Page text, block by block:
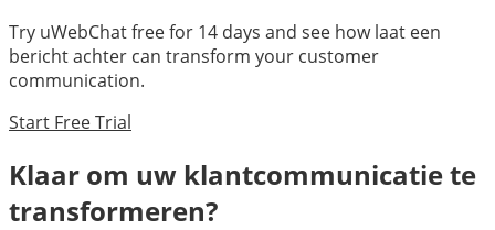
Try uWebChat free for 14 days and see howlaat een
bericht achter can transform your customer
communication.
Start Free Trial
Klaar om uw klantcommunicatie te
transformeren?